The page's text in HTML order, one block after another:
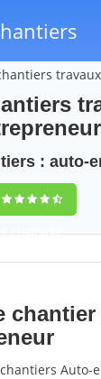
: auto-
9,5(100%)87
votes
Auto-